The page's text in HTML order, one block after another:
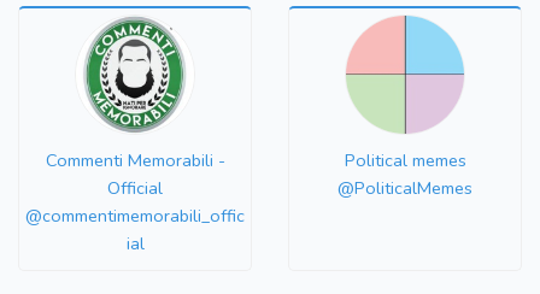
Commenti Memorabili -
Official
@commentimemorabili_offic
ial
Political memes
@PoliticalMemes